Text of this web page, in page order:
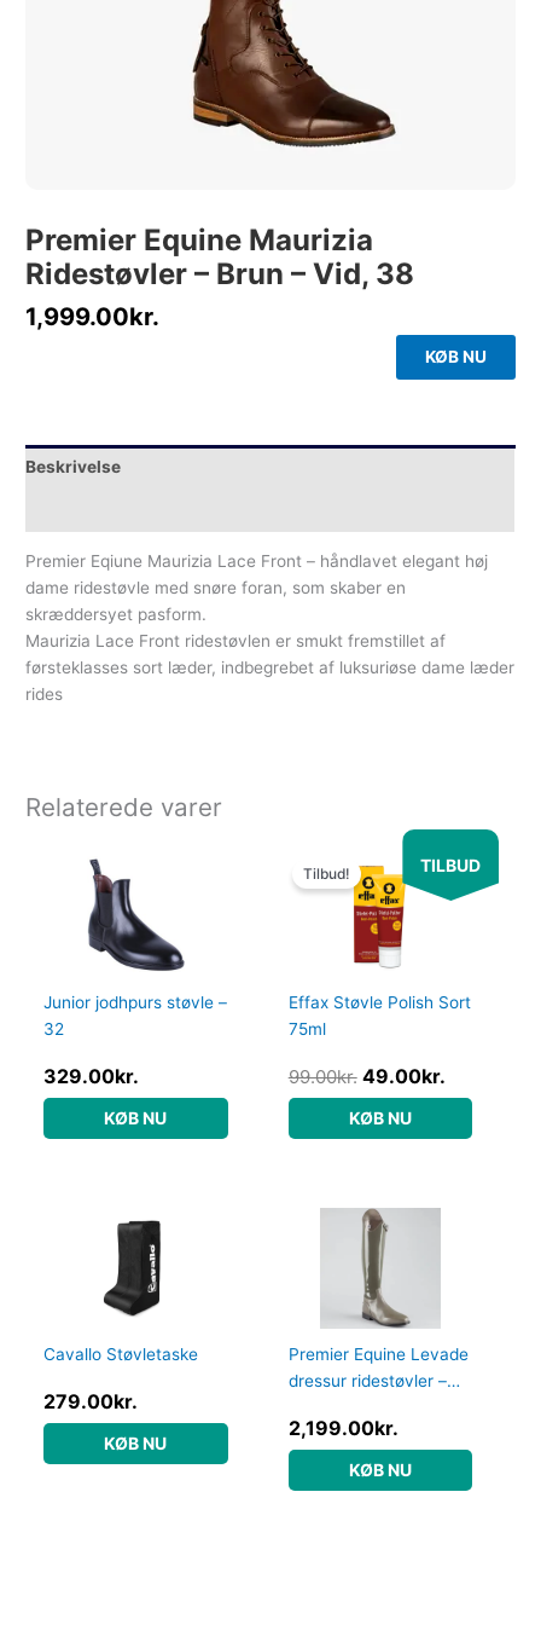
Premier Equine Maurizia
Ridestøvler – Brun – Vid, 38
1,999.00kr.
KØB NU
Beskrivelse
Premier Eqiune Maurizia Lace Front – håndlavet elegant høj
dame ridestøvle med snøre foran, som skaber en
skræddersyet pasform.
Maurizia Lace Front ridestøvlen er smukt fremstillet af
førsteklasses sort læder, indbegrebet af luksuriøse dame læder
rides
Relaterede varer
Junior jodhpurs støvle –
32
329.00kr.
KØB NU
TILBUD
Tilbud!
Effax Støvle Polish Sort
75ml
99.00kr.
oprindelige
pris
var:
99.00kr..
49.00kr.
aktuelle
pris
KØB NU
Cavallo Støvletaske
279.00kr.
KØB NU
Premier Equine Levade
dressur ridestøvler –
2,199.00kr.
KØB NU